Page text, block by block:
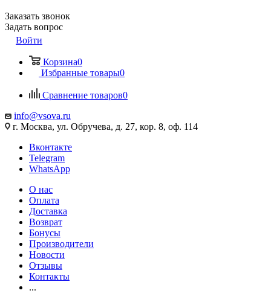
Заказать звонок
Задать вопрос
Войти
Корзина0
Избранные товары0
Сравнение товаров0
info@vsova.ru
г. Москва, ул. Обручева, д. 27, кор. 8, оф. 114
Вконтакте
Telegram
WhatsApp
О нас
Оплата
Доставка
Возврат
Бонусы
Производители
Новости
Отзывы
Контакты
...